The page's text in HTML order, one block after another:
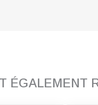
ÉGALEMENT